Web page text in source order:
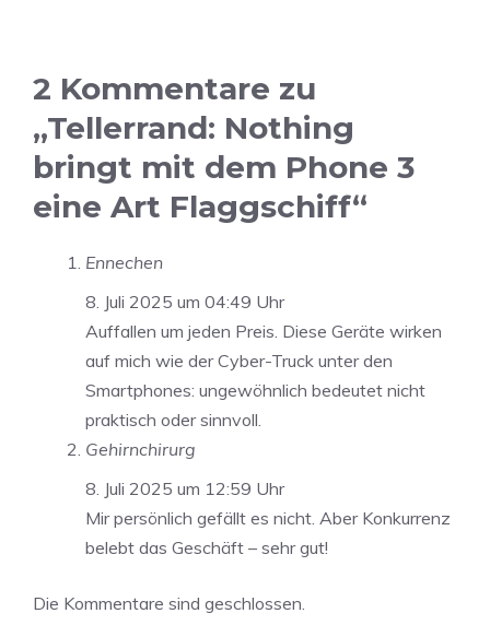
2 Kommentare zu
„Tellerrand: Nothing
bringt mit dem Phone 3
eine Art Flaggschiff“
Ennechen
8. Juli 2025 um 04:49 Uhr
Auffallen um jeden Preis. Diese Geräte wirken
auf mich wie der Cyber-Truck unter den
Smartphones: ungewöhnlich bedeutet nicht
praktisch oder sinnvoll.
Gehirnchirurg
8. Juli 2025 um 12:59 Uhr
Mir persönlich gefällt es nicht. Aber Konkurrenz
belebt das Geschäft – sehr gut!
Die Kommentare sind geschlossen.